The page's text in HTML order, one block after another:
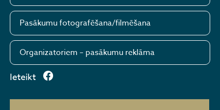
Pasākumu fotografēšana/filmēšana
Organizatoriem – pasākumu reklāma
Ieteikt